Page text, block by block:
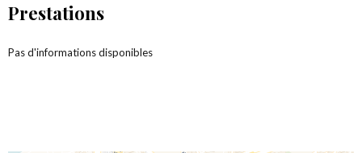
Prestations
Pas d'informations disponibles